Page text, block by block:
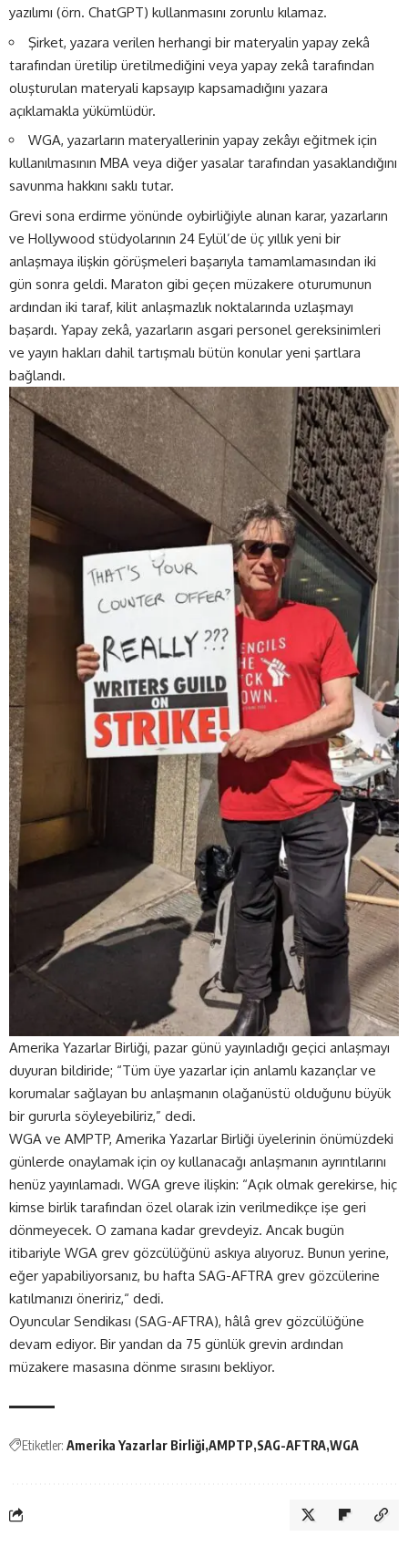
yazılımı (örn. ChatGPT) kullanmasını zorunlu kılamaz.
Şirket, yazara verilen herhangi bir materyalin yapay zekâ
tarafından üretilip üretilmediğini veya yapay zekâ tarafından
oluşturulan materyali kapsayıp kapsamadığını yazara
açıklamakla yükümlüdür.
WGA, yazarların materyallerinin yapay zekâyı eğitmek için
kullanılmasının MBA veya diğer yasalar tarafından yasaklandığını
savunma hakkını saklı tutar.
Grevi sona erdirme yönünde oybirliğiyle alınan karar, yazarların
ve Hollywood stüdyolarının 24 Eylül’de üç yıllık yeni bir
anlaşmaya ilişkin görüşmeleri başarıyla tamamlamasından iki
gün sonra geldi. Maraton gibi geçen müzakere oturumunun
ardından iki taraf, kilit anlaşmazlık noktalarında uzlaşmayı
başardı. Yapay zekâ, yazarların asgari personel gereksinimleri
ve yayın hakları dahil tartışmalı bütün konular yeni şartlara
bağlandı.
Amerika Yazarlar Birliği, pazar günü yayınladığı geçici anlaşmayı
duyuran bildiride; “Tüm üye yazarlar için anlamlı kazançlar ve
korumalar sağlayan bu anlaşmanın olağanüstü olduğunu büyük
bir gururla söyleyebiliriz,” dedi.
WGA ve AMPTP, Amerika Yazarlar Birliği üyelerinin önümüzdeki
günlerde onaylamak için oy kullanacağı anlaşmanın ayrıntılarını
henüz yayınlamadı. WGA greve ilişkin: “Açık olmak gerekirse, hiç
kimse birlik tarafından özel olarak izin verilmedikçe işe geri
dönmeyecek. O zamana kadar grevdeyiz. Ancak bugün
itibariyle WGA grev gözcülüğünü askıya alıyoruz. Bunun yerine,
eğer yapabiliyorsanız, bu hafta SAG-AFTRA grev gözcülerine
katılmanızı öneririz,“ dedi.
Oyuncular Sendikası (SAG-AFTRA), hâlâ grev gözcülüğüne
devam ediyor. Bir yandan da 75 günlük grevin ardından
müzakere masasına dönme sırasını bekliyor.
Etiketler: Amerika Yazarlar Birliği AMPTP SAG-AFTRA WGA